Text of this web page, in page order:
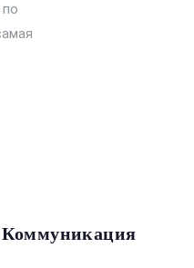
Коммуникация